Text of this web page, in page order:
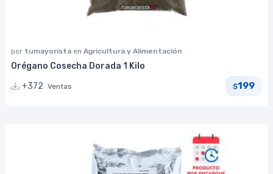
por tumayorista en Agricultura y Alimentación
Orégano Cosecha Dorada 1 Kilo
+372 Ventas $199